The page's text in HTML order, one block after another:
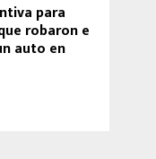
para
robaron e
auto en